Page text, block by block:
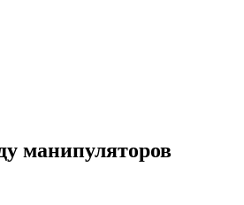
манипуляторов